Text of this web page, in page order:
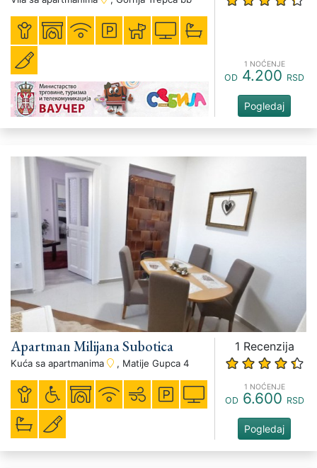
1 NOĆENJE
OD 4.200 RSD
Pogledaj
Apartman Milijana Subotica
Kuća sa apartmanima , Matije Gupca 4
1 Recenzija
1 NOĆENJE
OD6.600 RSD
Pogledaj